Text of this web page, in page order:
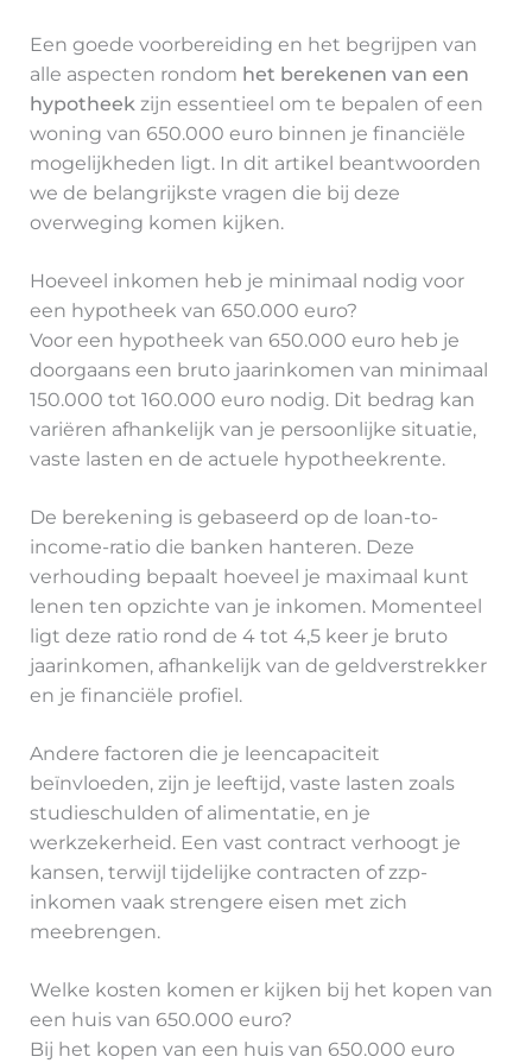
Een goede voorbereiding en het begrijpen van
alle aspecten rondom het berekenen van een
hypotheekzijn essentieel om te bepalen of een
woning van 650.000 euro binnen je financiële
mogelijkheden ligt. In dit artikel beantwoorden
we de belangrijkste vragen die bij deze
overweging komen kijken.
Hoeveel inkomen heb je minimaal nodig voor
een hypotheek van 650.000 euro?
Voor een hypotheek van 650.000 euro heb je
doorgaans een bruto jaarinkomen van minimaal
150.000 tot 160.000 euro nodig. Dit bedrag kan
variëren afhankelijk van je persoonlijke situatie,
vaste lasten en de actuele hypotheekrente.
De berekening is gebaseerd op de loan-to-
income-ratio die banken hanteren. Deze
verhouding bepaalt hoeveel je maximaal kunt
lenen ten opzichte van je inkomen. Momenteel
ligt deze ratio rond de 4 tot 4,5 keer je bruto
jaarinkomen, afhankelijk van de geldverstrekker
en je financiële profiel.
Andere factoren die je leencapaciteit
beïnvloeden, zijn je leeftijd, vaste lasten zoals
studieschulden of alimentatie, en je
werkzekerheid. Een vast contract verhoogt je
kansen, terwijl tijdelijke contracten of zzp-
inkomen vaak strengere eisen met zich
meebrengen.
Welke kosten komen er kijken bij het kopen van
een huis van 650.000 euro?
Bij het kopen van een huis van 650.000 euro